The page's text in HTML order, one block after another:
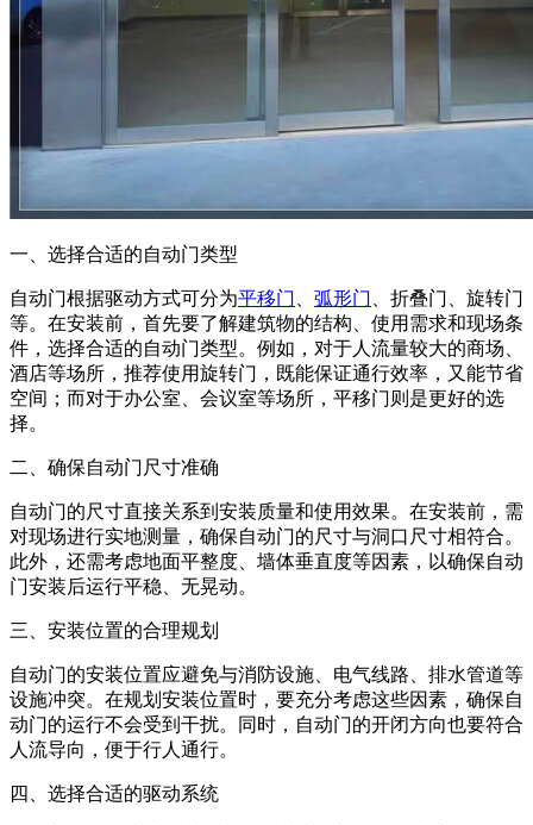
一、选择合适的自动门类型
自动门根据驱动方式可分为平移门 弧形门
、折叠门、旋转门
等。在安装前，首先要了解建筑物的结构、使用需求和现场条
件，选择合适的自动门类型。例如，对于人流量较大的商场、
酒店等场所，推荐使用旋转门，既能保证通行效率，又能节省
空间；而对于办公室、会议室等场所，平移门则是更好的选
择。
二、确保自动门尺寸准确
自动门的尺寸直接关系到安装质量和使用效果。在安装前，需
对现场进行实地测量，确保自动门的尺寸与洞口尺寸相符合。
此外，还需考虑地面平整度、墙体垂直度等因素，以确保自动
门安装后运行平稳、无晃动。
三、安装位置的合理规划
自动门的安装位置应避免与消防设施、电气线路、排水管道等
设施冲突。在规划安装位置时，要充分考虑这些因素，确保自
动门的运行不会受到干扰。同时，自动门的开闭方向也要符合
人流导向，便于行人通行。
四、选择合适的驱动系统